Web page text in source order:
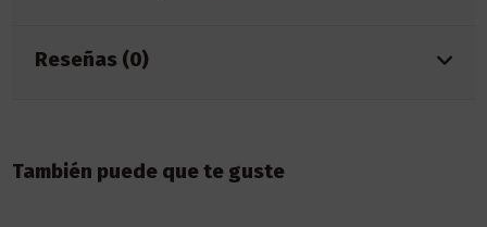
Reseñas (0)
También puede que te guste